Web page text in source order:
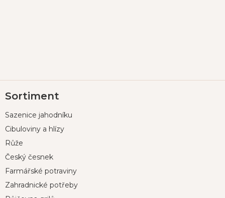
á
a
Sortiment
Sazenice jahodníku
Cibuloviny a hlízy
Růže
Český česnek
Farmářské potraviny
Zahradnické potřeby